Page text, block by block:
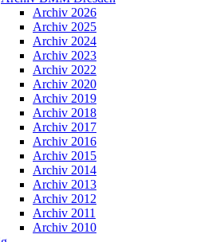
Archiv 2026
Archiv 2025
Archiv 2024
Archiv 2023
Archiv 2022
Archiv 2020
Archiv 2019
Archiv 2018
Archiv 2017
Archiv 2016
Archiv 2015
Archiv 2014
Archiv 2013
Archiv 2012
Archiv 2011
Archiv 2010